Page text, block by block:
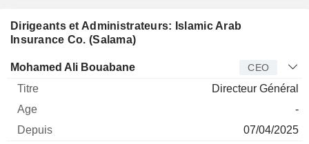
Dirigeants et Administrateurs: Islamic Arab
Insurance Co. (Salama)
Dirigeant Titre Age Depuis
Mohamed Ali Bouabane CEO
Directeur Général
-
07/04/2025